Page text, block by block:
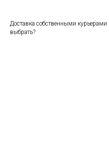
Доставка собственными курьерами
выбрать?